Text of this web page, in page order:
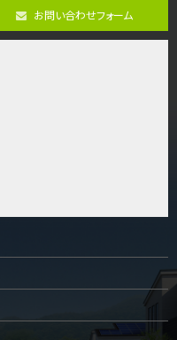
4ＳＬＤＫ
海老名駅
4,190万円
桜ヶ丘駅
お問い合わせフォーム